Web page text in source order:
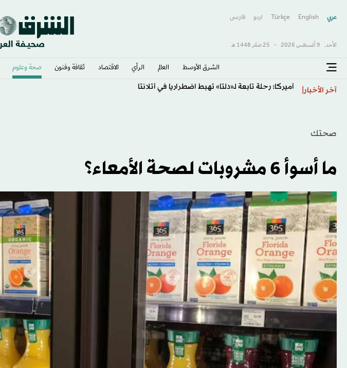
عربي English
Türkçe اردو فارسى
الأحد, 9 أغسطس 2026 - 25 صفَر 1448 هـ
الشرق الأوسط​ العالم الرأي الاقتصاد ثقافة وفنون صحة وعلوم
آخر الأخبار أميركا: رحلة تابعة لـ«دلتا» تهبط اضطرارياً في أتلانتا
صحتك
ما أسوأ 6 مشروبات لصحة الأمعاء؟